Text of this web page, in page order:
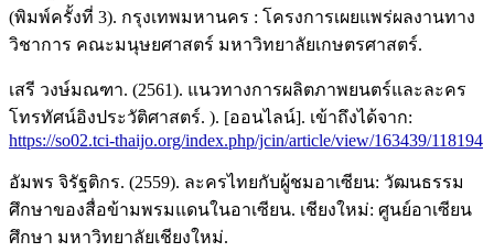
(พิมพ์ครั้งที่ 3). กรุงเทพมหานคร : โครงการเผยแพร่ผลงานทาง
วิชาการ คณะมนุษยศาสตร์ มหาวิทยาลัยเกษตรศาสตร์.
เสรี วงษ์มณฑา. (2561). แนวทางการผลิตภาพยนตร์และละคร
โทรทัศน์อิงประวัติศาสตร์. ). [ออนไลน์]. เข้าถึงได้จาก:
https://so02.tci-thaijo.org/index.php/jcin/article/view/163439/118194
อัมพร จิรัฐติกร. (2559). ละครไทยกับผู้ชมอาเซียน: วัฒนธรรม
ศึกษาของสื่อข้ามพรมแดนในอาเซียน. เชียงใหม่: ศูนย์อาเซียน
ศึกษา มหาวิทยาลัยเชียงใหม่.